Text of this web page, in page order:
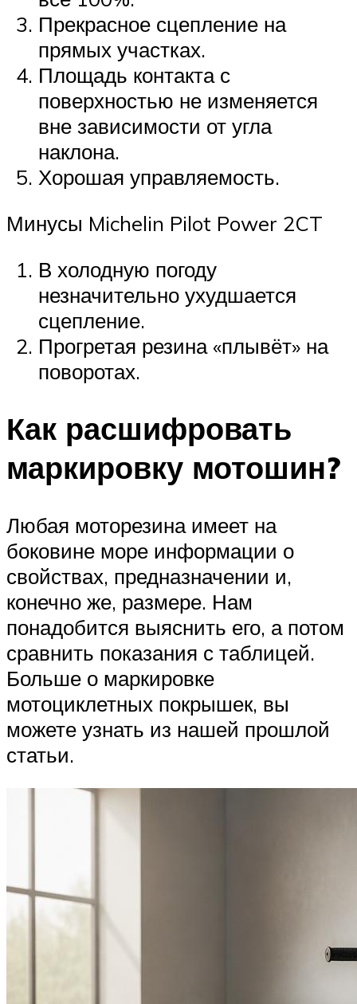
Прекрасное сцепление на
прямых участках.
Площадь контакта с
поверхностью не изменяется
вне зависимости от угла
наклона.
Хорошая управляемость.
Минусы Michelin Pilot Power 2CT
В холодную погоду
незначительно ухудшается
сцепление.
Прогретая резина «плывёт» на
поворотах.
Как расшифровать
маркировку мотошин?
Любая моторезина имеет на
боковине море информации о
свойствах, предназначении и,
конечно же, размере. Нам
понадобится выяснить его, а потом
сравнить показания с таблицей.
Больше о маркировке
мотоциклетных покрышек, вы
можете узнать из нашей прошлой
статьи.